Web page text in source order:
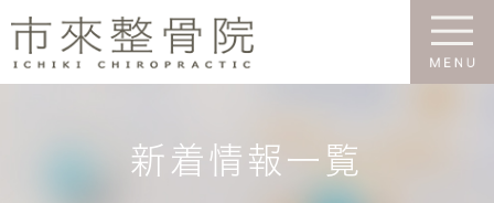
新着情報一覧